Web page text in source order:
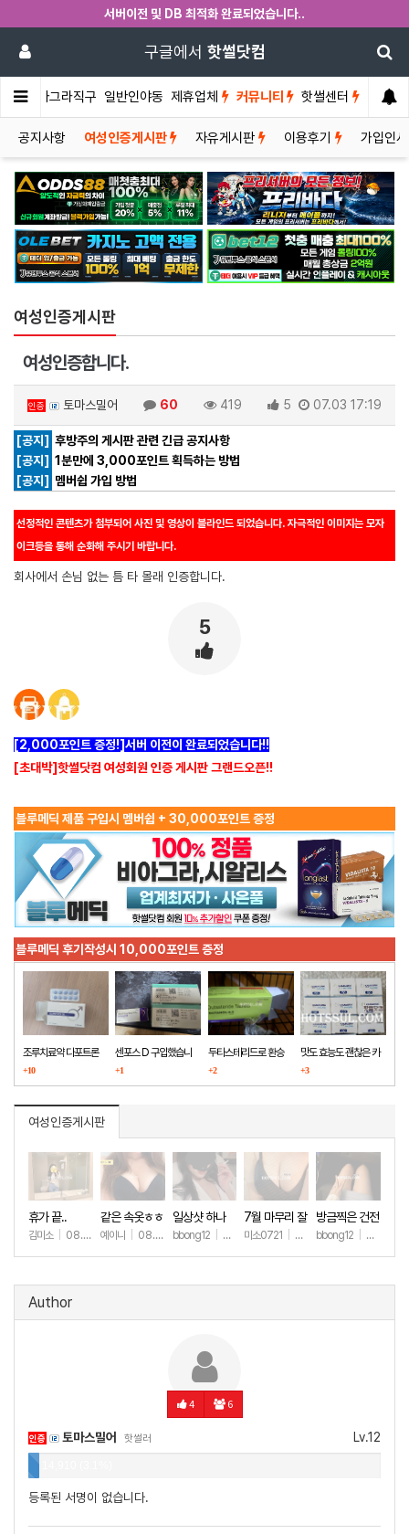
서버이전 및 DB 최적화 완료되었습니다..
구글에서 핫썰닷컴
비아그라직구 일반인야동 제휴업체 커뮤니티 핫썰센터
공지사항 여성인증게시판 자유게시판 이용후기 가입인
여성인증게시판
여성인증합니다.
인증 토마스밀어 60 419 5 07.03 17:19
[공지] 후방주의 게시판 관련 긴급 공지사항
[공지] 1분만에 3,000포인트 획득하는 방법
[공지]
멤버쉽 가입 방법
선정적인 콘텐츠가 첨부되어 사진 및 영상이 블라인드 되었습니다. 자극적인 이미지는 모자
이크등을 통해 순화해 주시기 바랍니다.
회사에서 손님 없는 틈 타 몰래 인증합니다.
5
[2,000포인트 증정!]서버 이전이 완료되었습니다!!
[초대박]핫썰닷컴 여성회원 인증 게시판 그랜드오픈!!
블루메딕 제품 구입시 멤버쉽 + 30,000포인트 증정
블루메딕 후기작성시 10,000포인트 증정
조루치료약 다포트론
구매했습니다
+10
센포스 D 구입했습니
다
+1
두타스테리드로 환승
+2
맛도 효능도 괜찮은 카
마그라
+3
여성인증게시판
휴가 끝..
김미소 08.07 +174
같은 속옷ㅎㅎ
예이니 08.04 +69
일상샷 하나
bbong12 07.31+90
7월 마무리 잘
하세요🫶
미소0721 07.31+259
방금찍은 건전
한 일상샷
bbong12 07.28
Author
4 6
Lv.12
인증 토마스밀어 핫썰러
등록된 서명이 없습니다.